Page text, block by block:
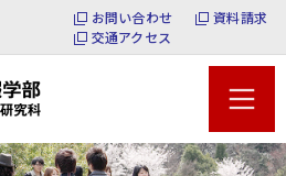
お問い合わせ
資料請求
交通アクセス